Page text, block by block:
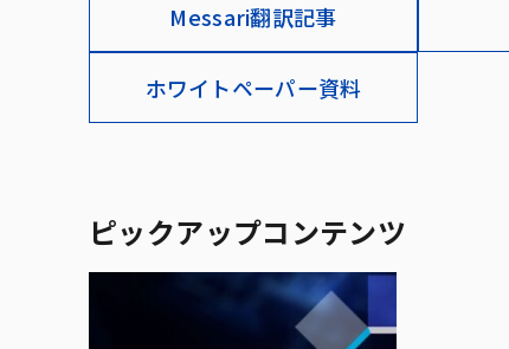
Messari翻訳記事
ホワイトペーパー資料
ピックアップコンテンツ